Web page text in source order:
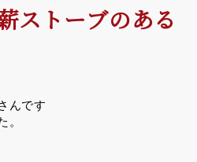
トーブのある
んです
。